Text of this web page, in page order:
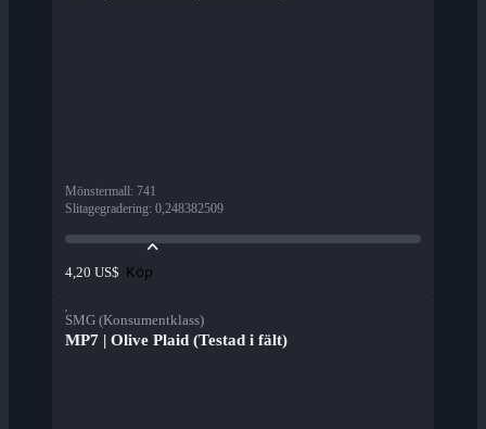
Mönstermall: 741
Slitagegradering: 0,248382509
4,20 US$ Köp
SMG (Konsumentklass)
MP7 | Olive Plaid (Testad i fält)